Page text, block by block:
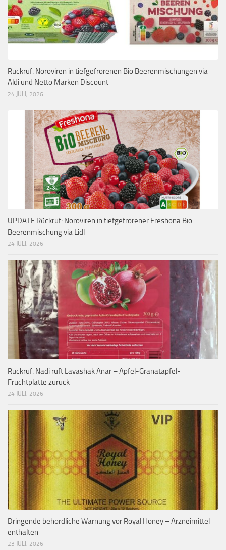
Rückruf: Noroviren in tiefgefrorenen Bio Beerenmischungen via
Aldi und Netto Marken Discount
24 JULI, 2026
UPDATE Rückruf: Noroviren in tiefgefrorener Freshona Bio
Beerenmischung via Lidl
24 JULI, 2026
Rückruf: Nadi ruft Lavashak Anar – Apfel-Granatapfel-
Fruchtplatte zurück
24 JULI, 2026
Dringende behördliche Warnung vor Royal Honey – Arzneimittel
enthalten
23 JULI, 2026